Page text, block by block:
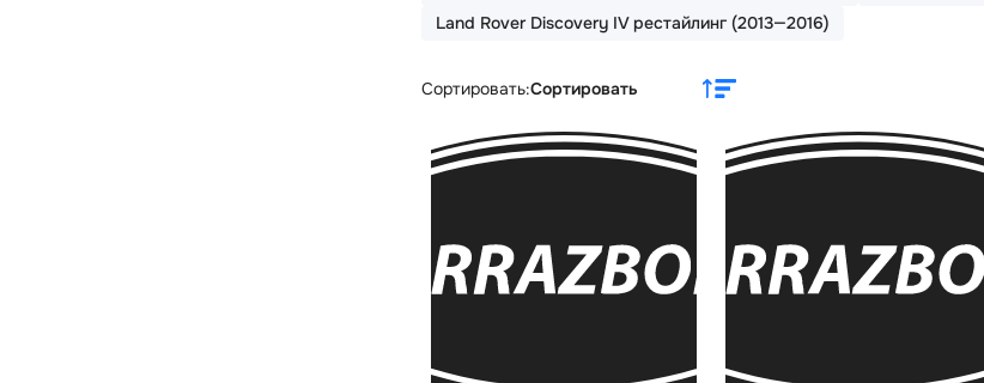
Land Rover Discovery IV рестайлинг (2013—2016)
Сортировать:Сортировать